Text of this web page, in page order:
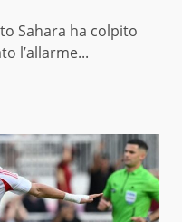
Sahara ha colpito
l’allarme...